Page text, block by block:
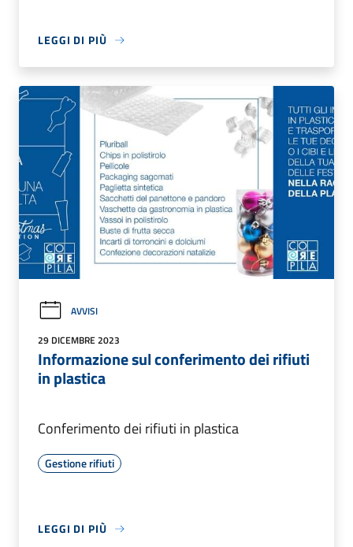
LEGGI DI PIÙ
AVVISI
29 DICEMBRE 2023
Informazione sul conferimento dei rifiuti
in plastica
Conferimento dei rifiuti in plastica
Gestione rifiuti
LEGGI DI PIÙ